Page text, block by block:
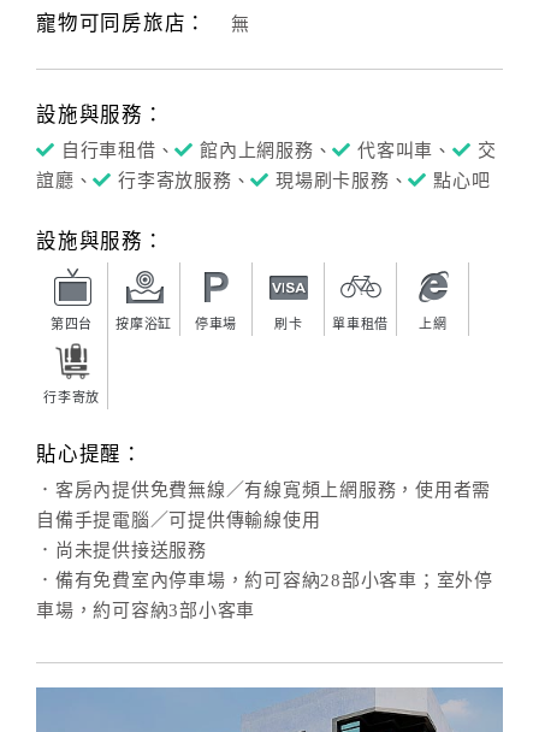
廠
作
旅
計
品
傳
寵物可同房旅店： 無
設施與服務：
自行車租借、 館內上網服務、 代客叫車、
交
誼廳、
行李寄放服務、 現場刷卡服務、 點心吧
設施與服務：
第四台 按摩浴缸 停車場 刷卡 單車租借 上網
行李寄放
貼心提醒：
．客房內提供免費無線／有線寬頻上網服務，使用者需
自備手提電腦／可提供傳輸線使用
．尚未提供接送服務
．備有免費室內停車場，約可容納28部小客車；室外停
車場，約可容納3部小客車